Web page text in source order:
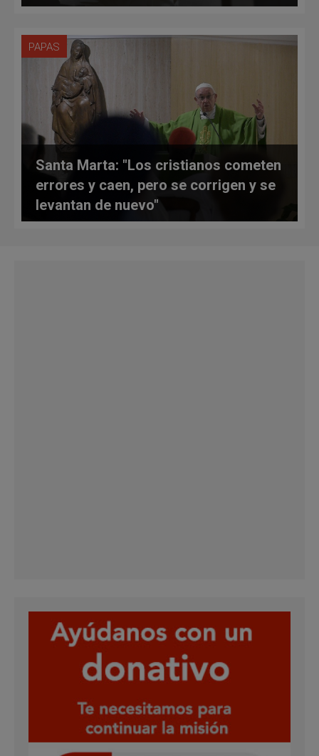
PAPAS
Santa Marta: "Los cristianos cometen
errores y caen, pero se corrigen y se
levantan de nuevo"